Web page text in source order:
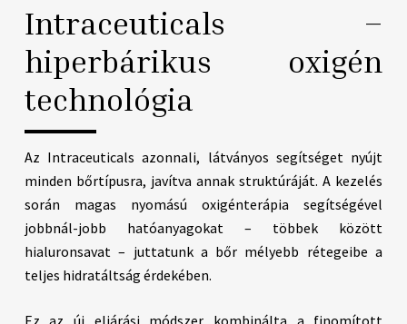
Intraceuticals –
hiperbárikus oxigén
technológia
Az Intraceuticals azonnali, látványos segítséget nyújt
minden bőrtípusra, javítva annak struktúráját. A kezelés
során magas nyomású oxigénterápia segítségével
jobbnál-jobb hatóanyagokat – többek között
hialuronsavat – juttatunk a bőr mélyebb rétegeibe a
teljes hidratáltság érdekében.
Ez az új eljárási módszer kombinálta a finomított